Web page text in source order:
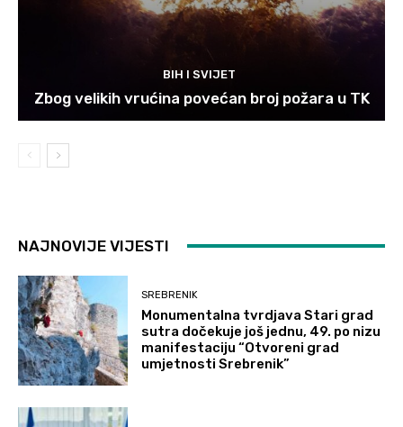
BIH I SVIJET
Zbog velikih vrućina povećan broj požara u TK
NAJNOVIJE VIJESTI
SREBRENIK
Monumentalna tvrdjava Stari grad
sutra dočekuje još jednu, 49. po nizu
manifestaciju “Otvoreni grad
umjetnosti Srebrenik”